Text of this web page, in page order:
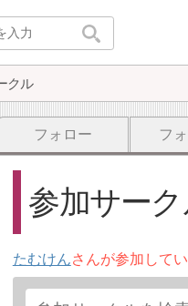
クル
フォロー フ
参加サー
たむけんさんが参加して